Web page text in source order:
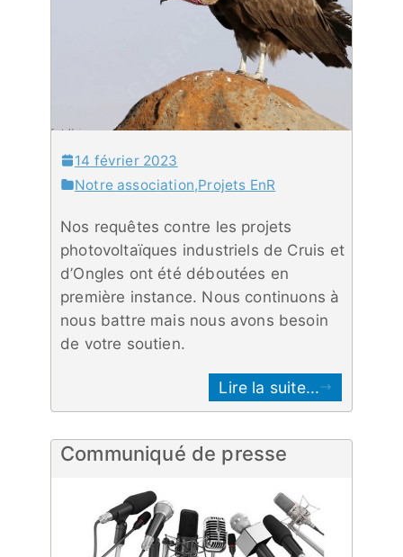
14 février 2023
Notre association,Projets EnR
Nos requêtes contre les projets
photovoltaïques industriels de Cruis et
d’Ongles ont été déboutées en
première instance. Nous continuons à
nous battre mais nous avons besoin
de votre soutien.
Lire la suite...
Communiqué de presse